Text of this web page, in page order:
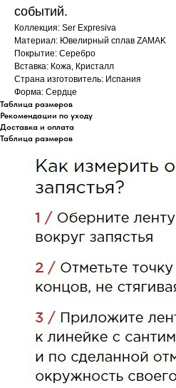
событий.
Коллекция: Ser Expresiva
Материал: Ювелирный сплав ZAMAK
Покрытие: Серебро
Вставка: Кожа, Кристалл
Страна изготовитель: Испания
Форма: Сердце
Таблица размеров
Рекомендации по уходу
Доставка и оплата
Таблица размеров